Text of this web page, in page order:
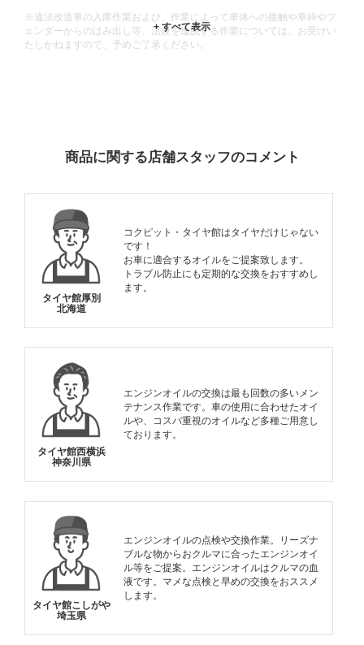
※違法改造車の入庫作業および、作業によって車体への接触や車枠やフ
ェンダーからのはみ出し等、法規を逸脱する作業については、お受けい
たしかねますので、予めご了承ください。
商品に関する店舗スタッフのコメント
タイヤ館厚別
北海道
コクピット・タイヤ館はタイヤだけじゃない
です！
お車に適合するオイルをご提案致します。
トラブル防止にも定期的な交換をおすすめし
ます。
タイヤ館西横浜
神奈川県
エンジンオイルの交換は最も回数の多いメン
テナンス作業です。車の使用に合わせたオイ
ルや、コスパ重視のオイルなど多種ご用意し
ております。
タイヤ館こしがや
埼玉県
エンジンオイルの点検や交換作業。リーズナ
ブルな物からおクルマに合ったエンジンオイ
ル等をご提案。エンジンオイルはクルマの血
液です。マメな点検と早めの交換をおススメ
します。